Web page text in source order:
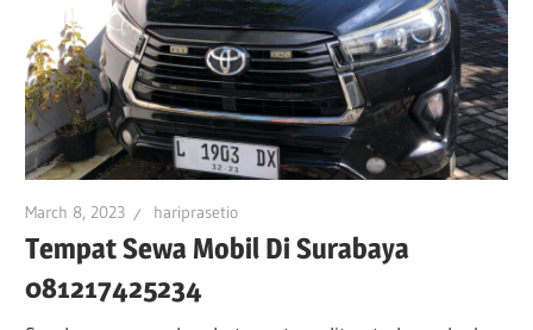
March 8, 2023 hariprasetio
Tempat Sewa Mobil Di Surabaya
081217425234